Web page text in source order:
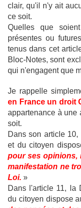
clair, qu'il n'y ait
ce soit.
Quelles que
présentes ou
tenus dans cet
Bloc-Notes, sont
qui n'engagent que
Je rappelle
en France un droit
appartenance à une
soit.
Dans son article
et du citoyen
pour ses opinions,
manifestation ne
Loi. »
Dans l'article 11, la
du citoyen dispose